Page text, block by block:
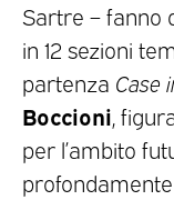
Sartre – fanno
in 12 sezioni
partenza Case
Boccioni,
per l’ambito